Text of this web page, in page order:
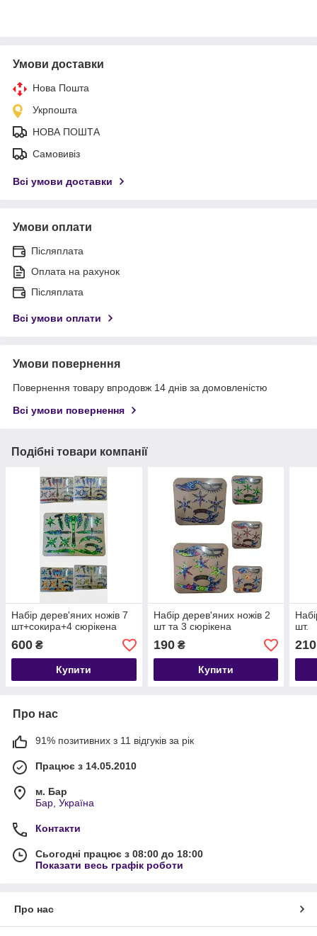
Умови доставки
Нова Пошта
Укрпошта
НОВА ПОШТА
Самовивіз
Всі умови доставки
Умови оплати
Післяплата
Оплата на рахунок
Післяплата
Всі умови оплати
Умови повернення
Повернення товару впродовж 14 днів за домовленістю
Всі умови повернення
Подібні товари компанії
Набір дерев'яних ножів 7
шт+сокира+4 сюрікена
600 ₴
Купити
Набір дерев'яних ножів 2
шт та 3 сюрікена
190₴
Купити
шт.
210
Про нас
91% позитивних з 11 відгуків за рік
Працює з 14.05.2010
м. Бар
Бар, Україна
Контакти
Сьогодні працює з 08:00 до 18:00
Показати весь графік роботи
Про нас